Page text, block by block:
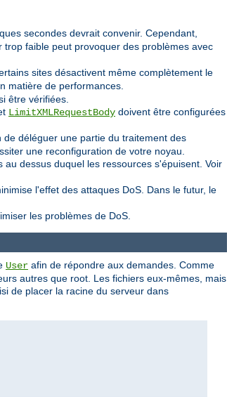
secondes devrait convenir. Cependant,
faible peut provoquer des problèmes avec
sites désactivent même complètement le
matière de performances.
être vérifiées.
LimitXMLRequestBody doivent être configurées
de déléguer une partie du traitement des
une reconfiguration de votre noyau.
dessus duquel les ressources s'épuisent. Voir
l'effet des attaques DoS. Dans le futur, le
les problèmes de DoS.
User afin de répondre aux demandes. Comme
autres que root. Les fichiers eux-mêmes, mais
de placer la racine du serveur dans